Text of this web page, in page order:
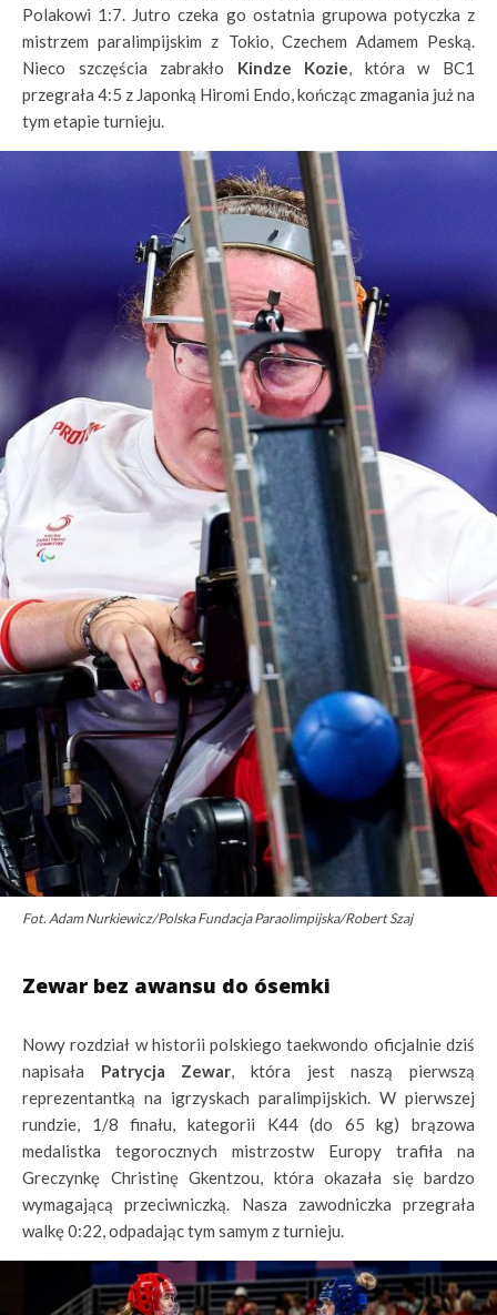
Polakowi 1:7. Jutro czeka go ostatnia grupowa potyczka z
mistrzem paralimpijskim z Tokio, Czechem Adamem Peską.
Nieco szczęścia zabrakło Kindze Kozie, która w BC1
przegrała 4:5 z Japonką Hiromi Endo, kończąc zmagania już na
tym etapie turnieju.
Fot. Adam Nurkiewicz/Polska Fundacja Paraolimpijska/Robert Szaj
Zewar bez awansu do ósemki
Nowy rozdział w historii polskiego taekwondo oficjalnie dziś
napisała Patrycja Zewar, która jest naszą pierwszą
reprezentantką na igrzyskach paralimpijskich. W pierwszej
rundzie, 1/8 finału, kategorii K44 (do 65 kg) brązowa
medalistka tegorocznych mistrzostw Europy trafiła na
Greczynkę Christinę Gkentzou, która okazała się bardzo
wymagającą przeciwniczką. Nasza zawodniczka przegrała
walkę 0:22, odpadając tym samym z turnieju.